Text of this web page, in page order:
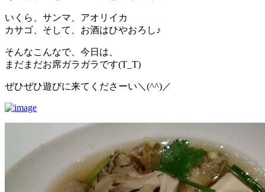
いくら、サンマ、アオリイカ
カサゴ、そして、お酒はひやおろし♪
そんなこんなで、今日は、
まだまだお席ガラガラです(T_T)
ぜひぜひ遊びに来てくださーい＼(^^)／